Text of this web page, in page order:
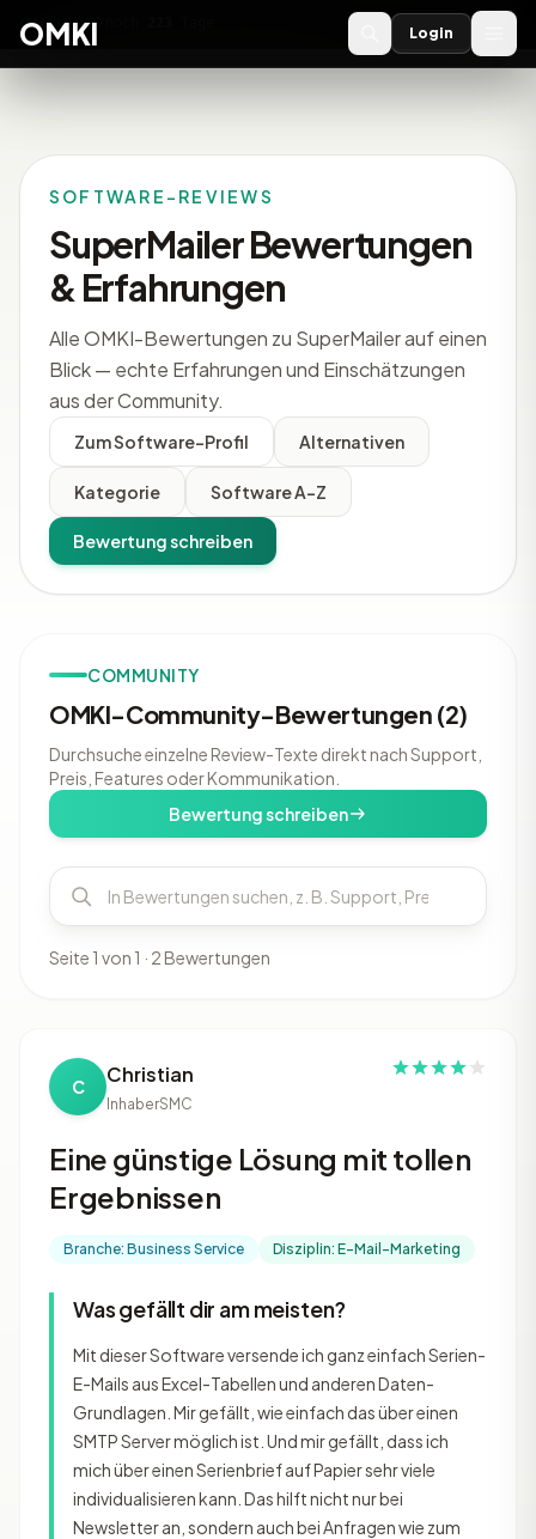
OMKI 2027
OMKI Login
SOFTWARE-REVIEWS
SuperMailer Bewertungen
& Erfahrungen
Alle OMKI-Bewertungen zu SuperMailer auf einen
Blick — echte Erfahrungen und Einschätzungen
aus der Community.
Zum Software-Profil Alternativen
Kategorie Software A-Z
Bewertung schreiben
COMMUNITY
OMKI-Community-Bewertungen (2)
Durchsuche einzelne Review-Texte direkt nach Support,
Preis, Features oder Kommunikation.
Bewertung schreiben
Seite 1 von 1 · 2 Bewertungen
C Christian
InhaberSMC
Eine günstige Lösung mit tollen
Ergebnissen
Branche: Business Service Disziplin: E-Mail-Marketing
Was gefällt dir am meisten?
Mit dieser Software versende ich ganz einfach Serien-
E-Mails aus Excel-Tabellen und anderen Daten-
Grundlagen. Mir gefällt, wie einfach das über einen
SMTP Server möglich ist. Und mir gefällt, dass ich
mich über einen Serienbrief auf Papier sehr viele
individualisieren kann. Das hilft nicht nur bei
Newsletter an, sondern auch bei Anfragen wie zum